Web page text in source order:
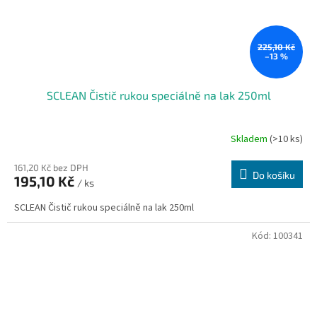
225,10 Kč
–13 %
SCLEAN Čistič rukou speciálně na lak 250ml
Skladem (>10 ks)
161,20 Kč bez DPH
195,10 Kč / ks
Do košíku
SCLEAN Čistič rukou speciálně na lak 250ml
Kód: 100341